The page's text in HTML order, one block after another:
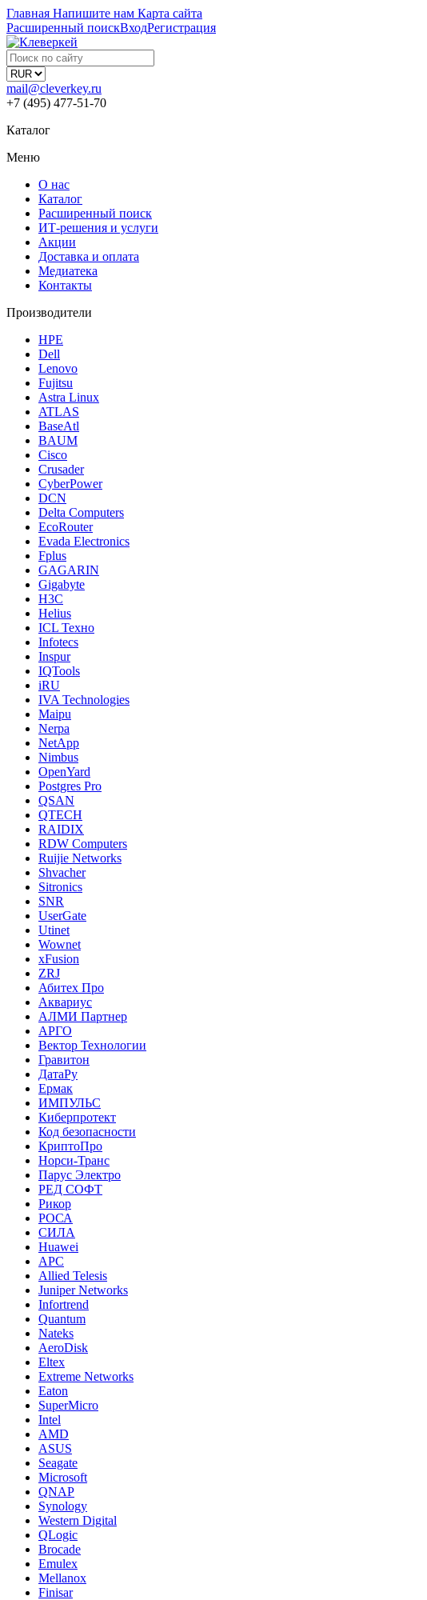
Главная Напишите нам Карта сайта
Расширенный поискВходРегистрация
mail@cleverkey.ru
+7 (495) 477-51-70
Каталог
Меню
О нас
Каталог
Расширенный поиск
ИТ-решения и услуги
Акции
Доставка и оплата
Медиатека
Контакты
Производители
HPE
Dell
Lenovo
Fujitsu
Astra Linux
ATLAS
BaseAtl
BAUM
Cisco
Crusader
CyberPower
DCN
Delta Computers
EcoRouter
Evada Electronics
Fplus
GAGARIN
Gigabyte
H3C
Helius
ICL Техно
Infotecs
Inspur
IQTools
iRU
IVA Technologies
Maipu
Nerpa
NetApp
Nimbus
OpenYard
Postgres Pro
QSAN
QTECH
RAIDIX
RDW Computers
Ruijie Networks
Shvacher
Sitronics
SNR
UserGate
Utinet
Wownet
xFusion
ZRJ
Абитех Про
Аквариус
АЛМИ Партнер
АРГО
Вектор Технологии
Гравитон
ДатаРу
Ермак
ИМПУЛЬС
Киберпротект
Код безопасности
КриптоПро
Норси-Транс
Парус Электро
РЕД СОФТ
Рикор
РОСА
СИЛА
Huawei
APC
Allied Telesis
Juniper Networks
Infortrend
Quantum
Nateks
AeroDisk
Eltex
Extreme Networks
Eaton
SuperMicro
Intel
AMD
ASUS
Seagate
Microsoft
QNAP
Synology
Western Digital
QLogic
Brocade
Emulex
Mellanox
Finisar